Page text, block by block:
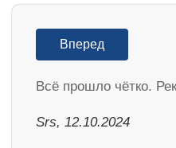
Вперед
Всё прошло чётко.
Srs, 12.10.2024